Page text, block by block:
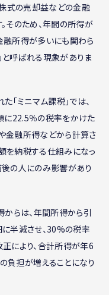
株式の売却益などの金融
そのため、年間の所得が
融所得が多いにも関わら
呼ばれる現象がありま
「ミニマム課税」では、
22.5％の税率をかけた
金融所得などから計算さ
を納税する仕組みになっ
の人にのみ影響があり
らは、年間所得から引
半減させ、30%の税率
により、合計所得が年6
負担が増えることになり